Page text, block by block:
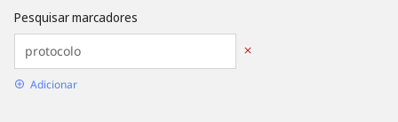
Pesquisar marcadores
Adicionar